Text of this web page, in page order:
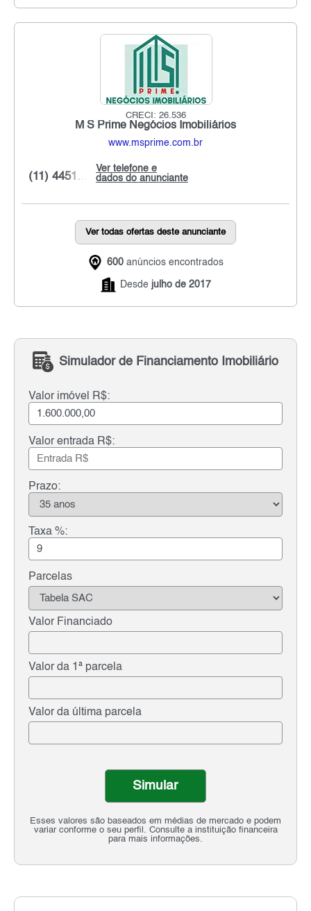
CRECI: 26.536
M S Prime Negócios Imobiliários
www.msprime.com.br
Ver telefone e
dados do anunciante
(11) 4451...
Ver todas ofertas deste anunciante
600 anúncios encontrados
Desde julho de 2017
Simulador de Financiamento Imobiliário
Valor imóvel R$:
Valor entrada R$:
Prazo:
Taxa %:
Parcelas
Valor Financiado
Valor da 1ª parcela
Valor da última parcela
Esses valores são baseados em médias de mercado e podem
variar conforme o seu perfil. Consulte a instituição financeira
para mais informações.
Simular